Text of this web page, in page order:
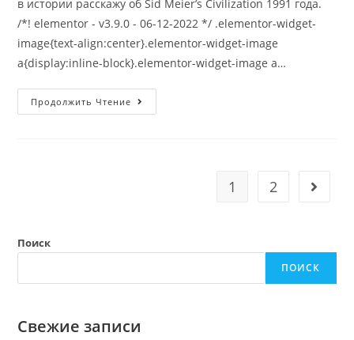
в истории расскажу об Sid Meier’s Civilization 1991 года.
/*! elementor - v3.9.0 - 06-12-2022 */ .elementor-widget-
image{text-align:center}.elementor-widget-image
a{display:inline-block}.elementor-widget-image a…
Продолжить Чтение Цивилизация
–
1 2 Go to
Поиск
ПОИСК
Свежие записи